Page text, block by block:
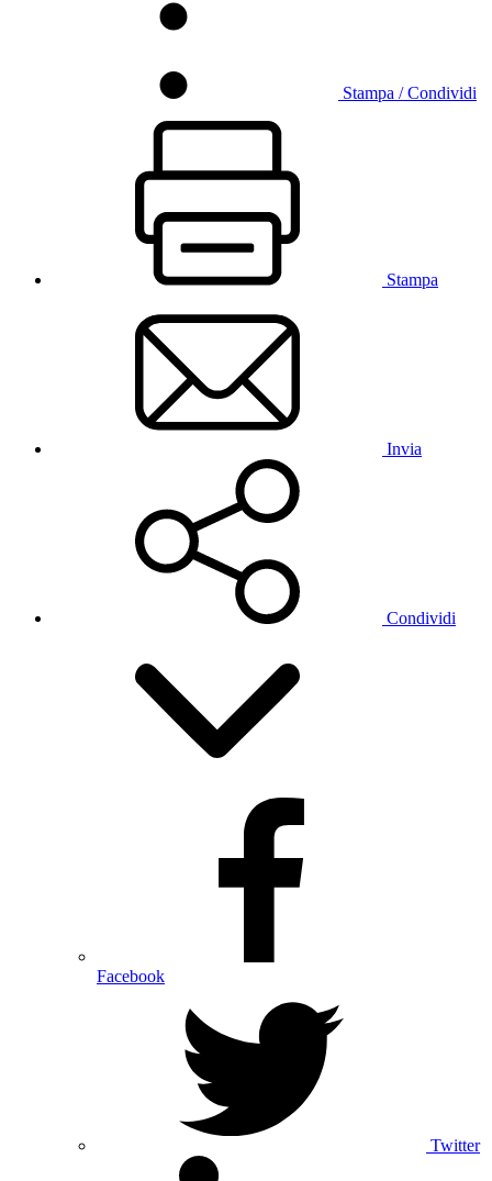
Stampa / Condividi
Stampa
Invia
Condividi
Facebook
Twitter